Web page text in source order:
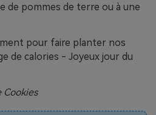
de pommes de terre ou à une
pour faire planter nos
de calories - Joyeux jour du
Cookies